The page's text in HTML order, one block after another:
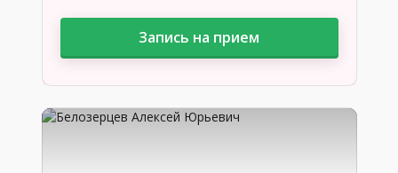
Запись на прием